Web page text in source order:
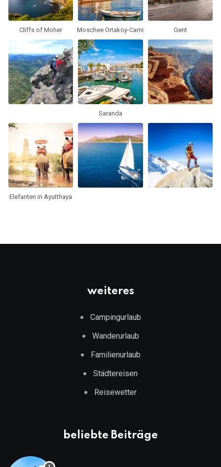
Cliffs of Moher Moschee Ortaköy-Cami Gent
Saranda
Elefanten in Ayutthaya
weiteres
Campingurlaub
Wanderurlaub
Familienurlaub
Städtereisen
Reisewetter
beliebte Beiträge